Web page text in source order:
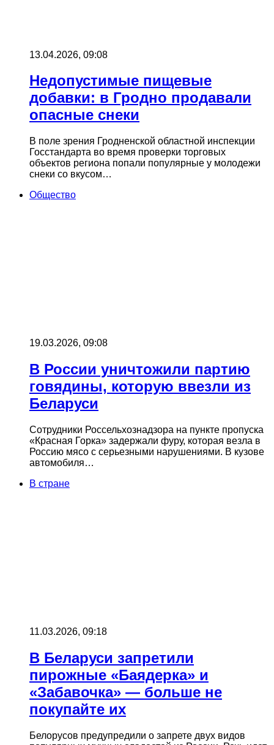
13.04.2026, 09:08
Недопустимые пищевые
добавки: в Гродно продавали
опасные снеки
В поле зрения Гродненской областной инспекции
Госстандарта во время проверки торговых
объектов региона попали популярные у молодежи
снеки со вкусом…
Общество
19.03.2026, 09:08
В России уничтожили партию
говядины, которую ввезли из
Беларуси
Сотрудники Россельхознадзора на пункте пропуска
«Красная Горка» задержали фуру, которая везла в
Россию мясо с серьезными нарушениями. В кузове
автомобиля…
В стране
11.03.2026, 09:18
В Беларуси запретили
пирожные «Баядерка» и
«Забавочка» — больше не
покупайте их
Белорусов предупредили о запрете двух видов